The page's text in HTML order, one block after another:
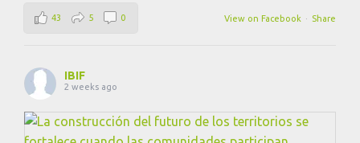
View on Facebook · Share
43 5 0
IBIF
2 weeks ago